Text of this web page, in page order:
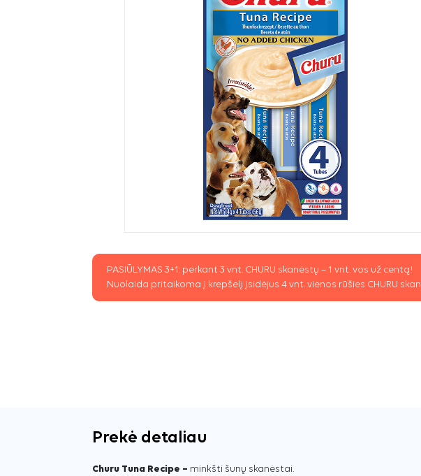
PASIŪLYMAS 3+1: perkant 3 vnt. CHURU skanėstų – 1 vnt. vos už centą!
Nuolaida pritaikoma į krepšelį įsidėjus 4 vnt. vienos rūšies CHURU
Prekė detaliau
Churu Tuna Recipe – minkšti šunų skanėstai.